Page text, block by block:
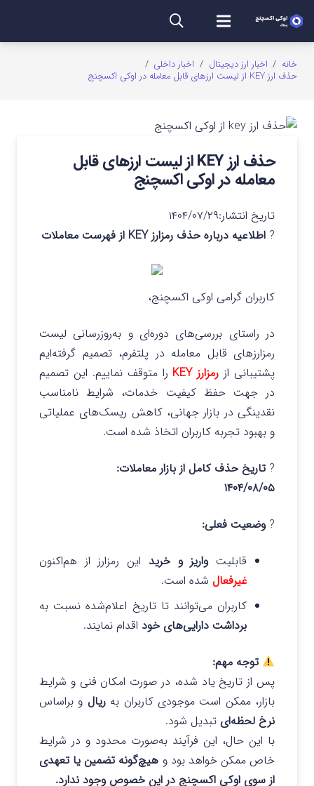
خانه / اخبار ارز دیجیتال / اخبار داخلی /
حذف ارز KEY از لیست ارزهای قابل معامله در اوکی اکسچنج
حذف ارز KEY از لیست ارزهای قابل
معامله در اوکی اکسچنج
تاریخ انتشار:۱۴۰۴/۰۷/۲۹
? اطلاعیه درباره حذف رمزارز KEY از فهرست معاملات
کاربران گرامی اوکی اکسچنج،
در راستای بررسی‌های دوره‌ای و به‌روزرسانی لیست
رمزارزهای قابل معامله در پلتفرم، تصمیم گرفته‌ایم
پشتیبانی از رمزارزKEY را متوقف نماییم. این تصمیم
در جهت حفظ کیفیت خدمات، شرایط نامناسب
نقدینگی در بازار جهانی، کاهش ریسک‌های عملیاتی
و بهبود تجربه کاربران اتخاذ شده است.
? تاریخ حذف کامل از بازار معاملات:
۱۴۰۴/۰۸/۰۵
?وضعیت فعلی:
قابلیتواریز و خرید این رمزارز از هم‌اکنون
غیرفعال شده است.
کاربران می‌توانند تا تاریخ اعلام‌شده نسبت به
برداشت دارایی‌های خود اقدام نمایند.
توجه مهم:
پس از تاریخ یاد شده، در صورت امکان فنی و شرایط
بازار، ممکن است موجودی کاربران بهریال و براساس
نرخ لحظه‌ای تبدیل شود.
با این حال، این فرآیند به‌صورت محدود و در شرایط
خاص ممکن خواهد بود و هیچ‌گونه تضمین یا تعهدی
از سوی اوکی اکسچنج در این خصوص وجود ندارد.